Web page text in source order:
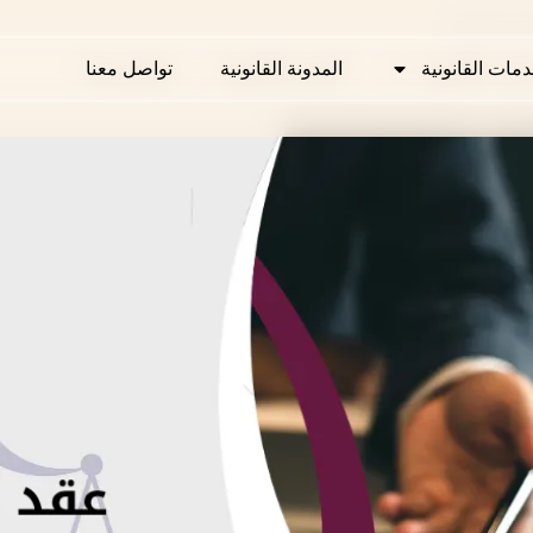
القانونية المدونة القانونية تواصل معنا القانونية المدونة القانونية تواصل معنا